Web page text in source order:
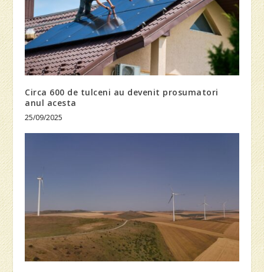
Circa 600 de tulceni au devenit prosumatori
anul acesta
25/09/2025